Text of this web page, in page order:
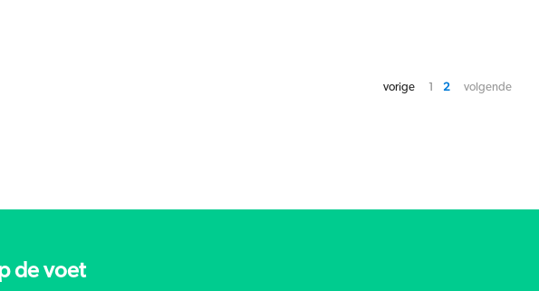
vorige 1 2 volgende
de voet